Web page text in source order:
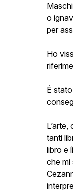
o
per
Ho
É
tanti
libro e
che mi